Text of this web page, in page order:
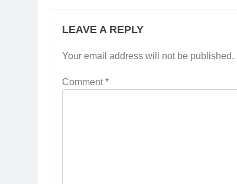
LEAVE A REPLY
Your email address will not be published.
Comment*